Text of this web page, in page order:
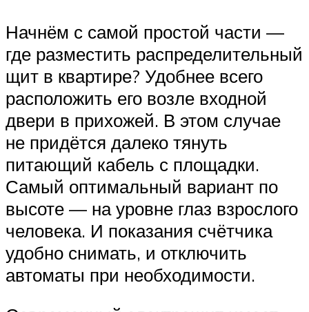
Начнём с самой простой части —
где разместить распределительный
щит в квартире? Удобнее всего
расположить его возле входной
двери в прихожей. В этом случае
не придётся далеко тянуть
питающий кабель с площадки.
Самый оптимальный вариант по
высоте — на уровне глаз взрослого
человека. И показания счётчика
удобно снимать, и отключить
автоматы при необходимости.